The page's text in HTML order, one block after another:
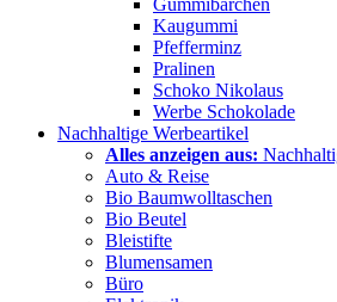
Gummibärchen
Kaugummi
Pfefferminz
Pralinen
Schoko Nikolaus
Werbe Schokolade
Nachhaltige Werbeartikel
Alles anzeigen aus:
Auto & Reise
Bio Baumwolltaschen
Bio Beutel
Bleistifte
Blumensamen
Büro